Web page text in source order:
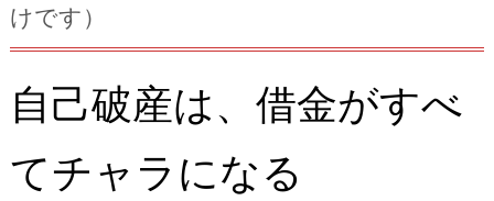
けです）
自己破産は、借金がすべ
てチャラになる